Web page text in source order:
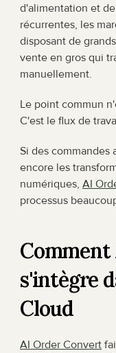
d'alimentation et
récurrentes, les
disposant de
vente en gros qui
manuellement.
Le point commun
C'est le flux de
Si des commandes
encore les
numériques, AI
processus
s'intègre
Cloud
AI Order Convert